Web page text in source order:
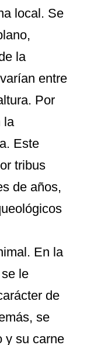
local. Se
la
entre
Por
la
Este
tribus
de años,
En la
le
de
se
y su carne